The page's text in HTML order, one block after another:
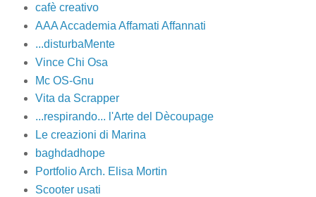
cafè creativo
AAA Accademia Affamati Affannati
...disturbaMente
Vince Chi Osa
Mc OS-Gnu
Vita da Scrapper
...respirando... l'Arte del Dècoupage
Le creazioni di Marina
baghdadhope
Portfolio Arch. Elisa Mortin
Scooter usati